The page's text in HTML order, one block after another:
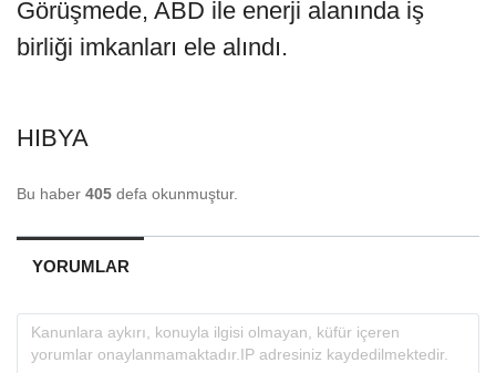
Görüşmede, ABD ile enerji alanında iş
birliği imkanları ele alındı.
HIBYA
Bu haber 405 defa okunmuştur.
YORUMLAR